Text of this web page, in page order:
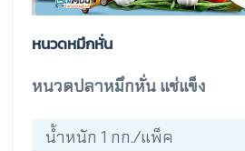
หนวดหมึกหั่น
หนวดปลาหมึกหั่น แช่แข็ง
น้ำหนัก 1 กก./แพ็ค